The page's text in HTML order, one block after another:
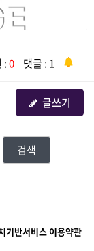
:0 댓글 : 1
글쓰기
검색
기반서비스 이용약관